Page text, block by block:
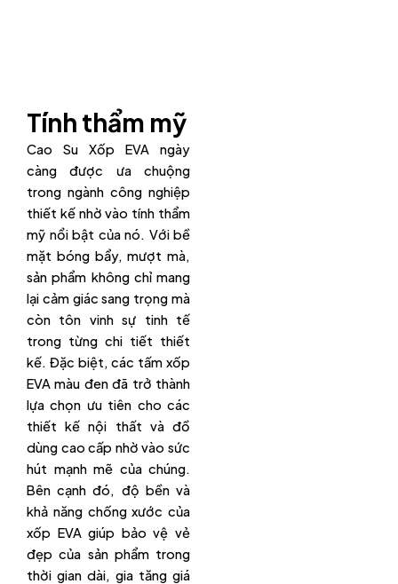
Tính thẩm mỹ
Cao Su Xốp EVA ngày
càng được ưa chuộng
trong ngành công nghiệp
thiết kế nhờ vào tính thẩm
mỹ nổi bật của nó. Với bề
mặt bóng bẩy, mượt mà,
sản phẩm không chỉ mang
lại cảm giác sang trọng mà
còn tôn vinh sự tinh tế
trong từng chi tiết thiết
kế. Đặc biệt, các tấm xốp
EVA màu đen đã trở thành
lựa chọn ưu tiên cho các
thiết kế nội thất và đồ
dùng cao cấp nhờ vào sức
hút mạnh mẽ của chúng.
Bên cạnh đó, độ bền và
khả năng chống xước của
xốp EVA giúp bảo vệ vẻ
đẹp của sản phẩm trong
thời gian dài, gia tăng giá